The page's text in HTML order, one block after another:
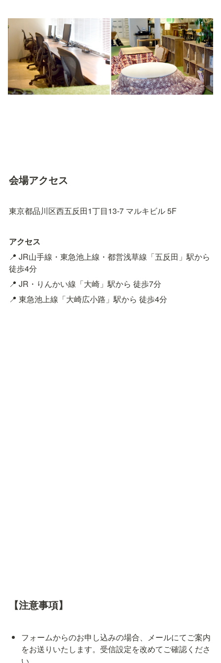
会場アクセス
東京都品川区西五反田1丁目13-7 マルキビル 5F
アクセス
📍 JR山手線・東急池上線・都営浅草線「五反田」駅から
徒歩4分
📍 JR・りんかい線「大崎」駅から 徒歩7分
📍 東急池上線「大崎広小路」駅から 徒歩4分
【注意事項】
フォームからのお申し込みの場合、メールにてご案内
をお送りいたします。受信設定を改めてご確認くださ
い。